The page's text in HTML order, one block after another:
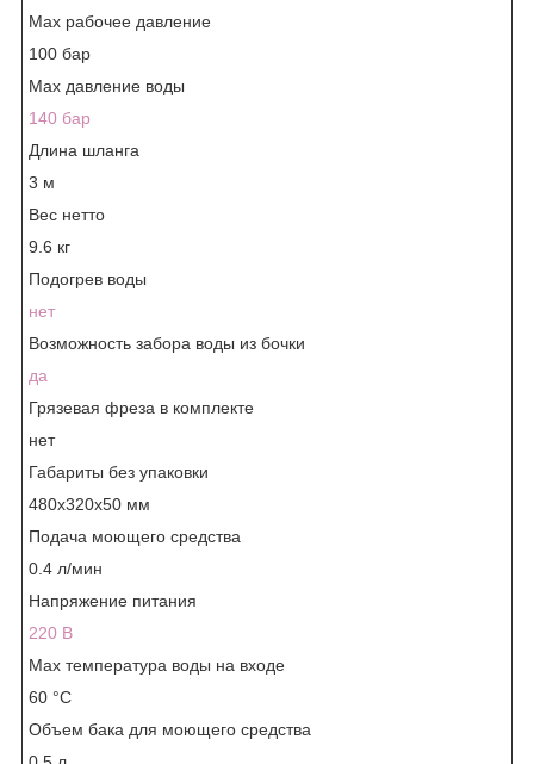
Мах рабочее давление
100 бар
Max давление воды
140 бар
Длина шланга
3 м
Вес нетто
9.6 кг
Подогрев воды
нет
Возможность забора воды из бочки
да
Грязевая фреза в комплекте
нет
Габариты без упаковки
480x320x50 мм
Подача моющего средства
0.4 л/мин
Напряжение питания
220 В
Max температура воды на входе
60 °С
Объем бака для моющего средства